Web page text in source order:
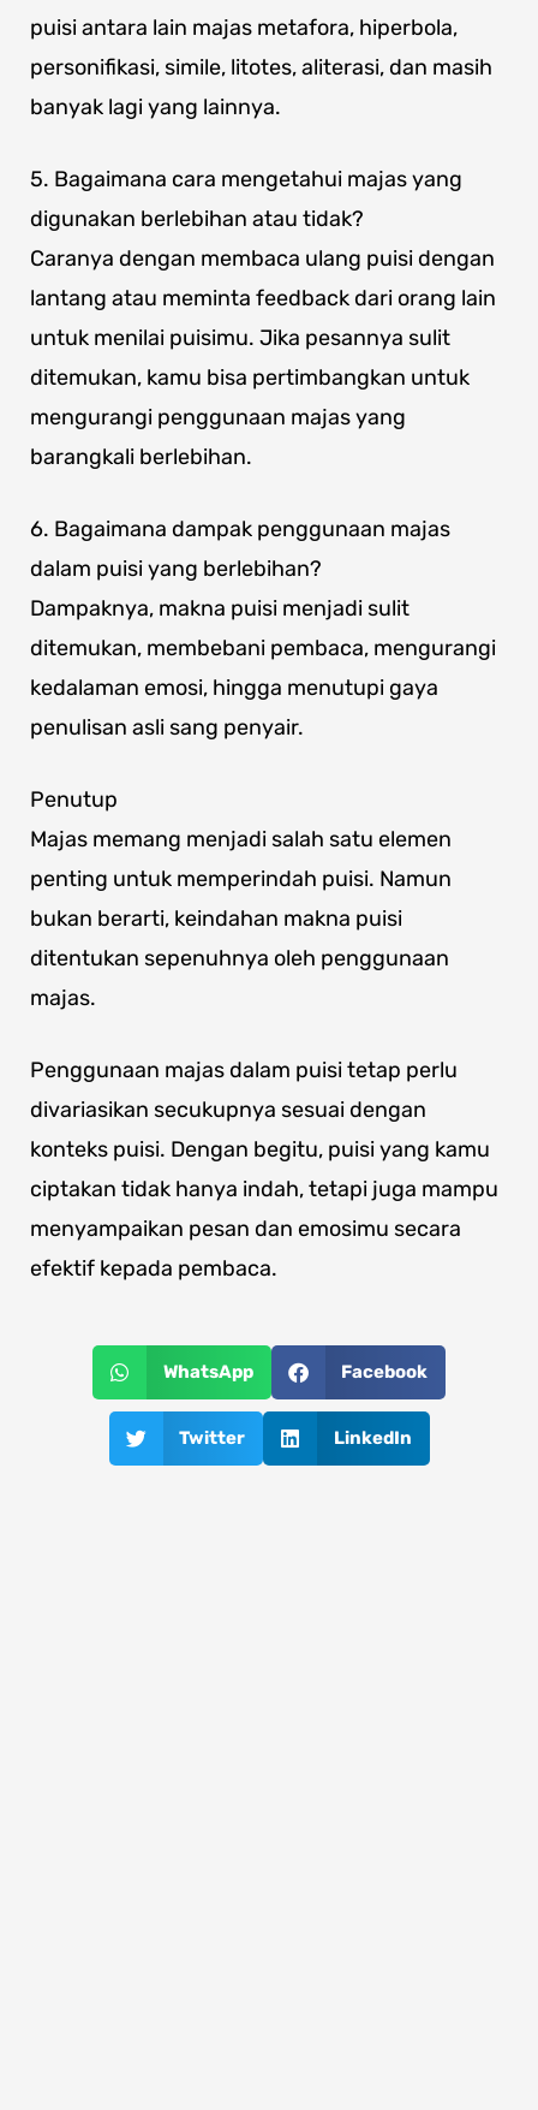
puisi antara lain majas metafora, hiperbola,
personifikasi, simile, litotes, aliterasi, dan masih
banyak lagi yang lainnya.
5. Bagaimana cara mengetahui majas yang
digunakan berlebihan atau tidak?
Caranya dengan membaca ulang puisi dengan
lantang atau meminta feedback dari orang lain
untuk menilai puisimu. Jika pesannya sulit
ditemukan, kamu bisa pertimbangkan untuk
mengurangi penggunaan majas yang
barangkali berlebihan.
6. Bagaimana dampak penggunaan majas
dalam puisi yang berlebihan?
Dampaknya, makna puisi menjadi sulit
ditemukan, membebani pembaca, mengurangi
kedalaman emosi, hingga menutupi gaya
penulisan asli sang penyair.
Penutup
Majas memang menjadi salah satu elemen
penting untuk memperindah puisi. Namun
bukan berarti, keindahan makna puisi
ditentukan sepenuhnya oleh penggunaan
majas.
Penggunaan majas dalam puisi tetap perlu
divariasikan secukupnya sesuai dengan
konteks puisi. Dengan begitu, puisi yang kamu
ciptakan tidak hanya indah, tetapi juga mampu
menyampaikan pesan dan emosimu secara
efektif kepada pembaca.
WhatsApp Facebook
Twitter LinkedIn